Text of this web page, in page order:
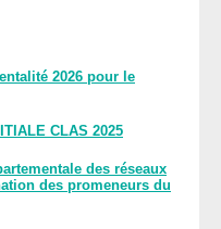
2026 pour le
CLAS 2025
des réseaux
des promeneurs du